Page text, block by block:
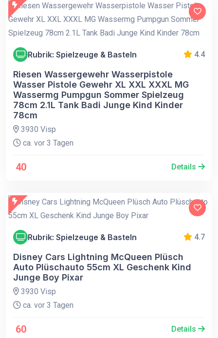
Rubrik: Spielzeuge & Basteln 4.4
Riesen Wassergewehr Wasserpistole
Wasser Pistole Gewehr XL XXL XXXL MG
Wassermg Pumpgun Sommer Spielzeug
78cm 2.1L Tank Badi Junge Kind Kinder
78cm
3930 Visp
ca. vor 3 Tagen
40 Details
Rubrik: Spielzeuge & Basteln 4.7
Disney Cars Lightning McQueen Plüsch
Auto Plüschauto 55cm XL Geschenk Kind
Junge Boy Pixar
3930 Visp
ca. vor 3 Tagen
60 Details